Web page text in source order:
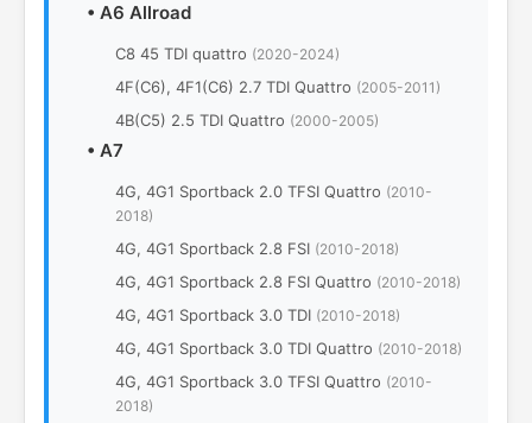
• A6 Allroad
C8 45 TDI quattro (2020-2024)
4F(C6), 4F1(C6) 2.7 TDI Quattro (2005-2011)
4B(C5) 2.5 TDI Quattro (2000-2005)
• A7
4G, 4G1 Sportback 2.0 TFSI Quattro (2010-
2018)
4G, 4G1 Sportback 2.8 FSI (2010-2018)
4G, 4G1 Sportback 2.8 FSI Quattro (2010-2018)
4G, 4G1 Sportback 3.0 TDI (2010-2018)
4G, 4G1 Sportback 3.0 TDI Quattro (2010-2018)
4G, 4G1 Sportback 3.0 TFSI Quattro (2010-
2018)